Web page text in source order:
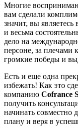
Многие
вам сделали
значит, вы
и весьма
дело на
персоне, за плечами
громкие победы и
Есть и еще одна
избежать! Как это
компанию Cofrance
получить
начинать совместно
плану и веря в